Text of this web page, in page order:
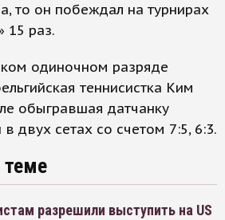
то он побеждал на турнирах
15 раз.
одиночном разряде
теннисистка Ким
обыгравшая датчанку
двух сетах со счетом 7:5, 6:3.
разрешили выступить на US